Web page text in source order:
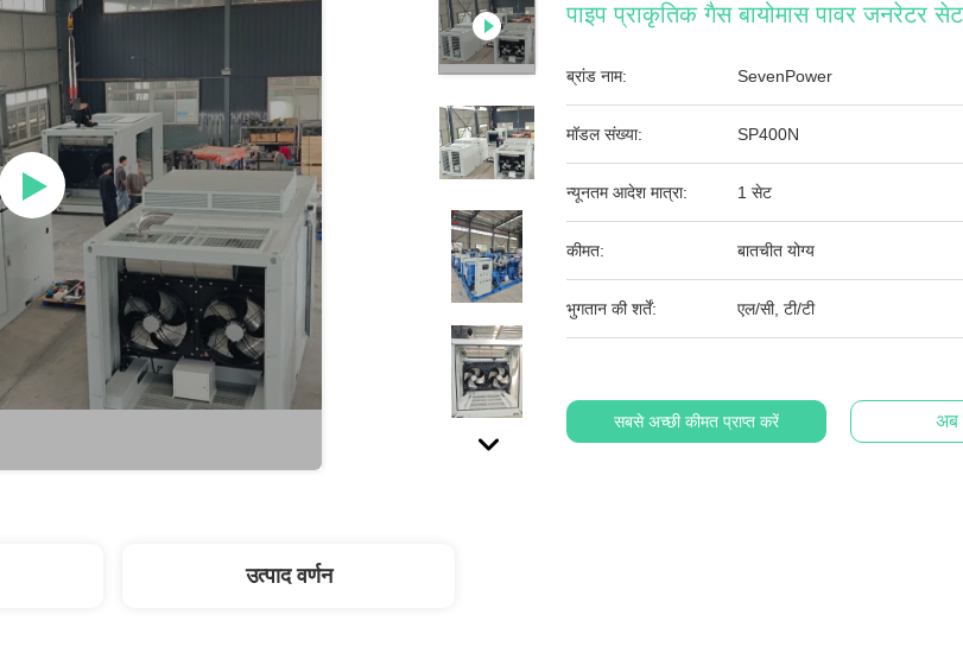
पाइप प्राकृतिक गैस बायोमास पावर जनरेटर सेट
ब्रांड नाम: SevenPower
मॉडल संख्या: SP400N
न्यूनतम आदेश मात्रा: 1 सेट
कीमत: बातचीत योग्य
भुगतान की शर्तें: एल/सी, टी/टी
सबसे अच्छी कीमत प्राप्त करें अब
उत्पाद वर्णन